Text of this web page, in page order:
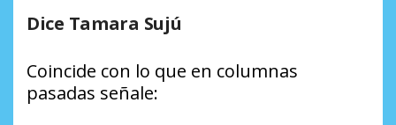
Dice Tamara Sujú
Coincide con lo que en columnas
pasadas señale: